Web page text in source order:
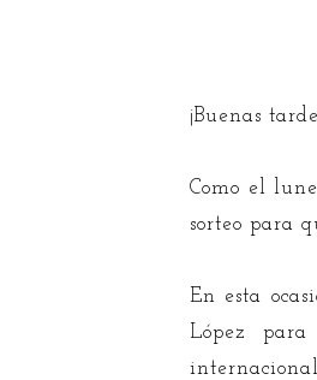
¡Buenas
Como el
sorteo para
En esta
López